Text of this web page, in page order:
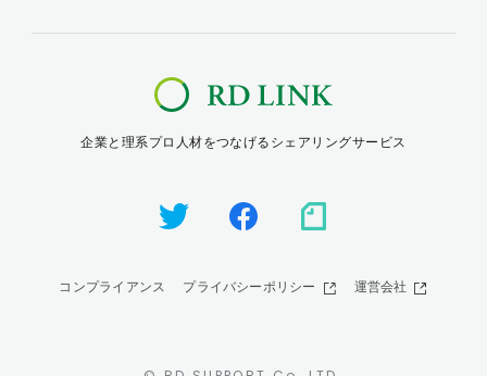
企業と理系プロ人材をつなげるシェアリングサービス
コンプライアンス プライバシーポリシー 運営会社